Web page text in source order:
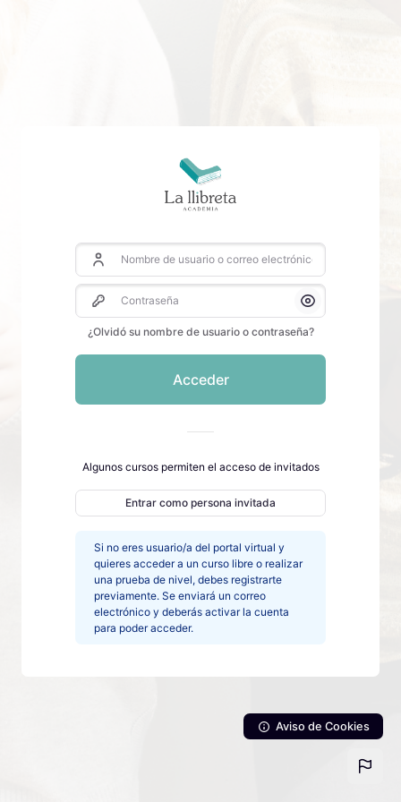
Nombre de usuario o correo electrónico
Contraseña
Mostrar/
¿Olvidó su nombre de usuario o contraseña?
Acceder
Algunos cursos permiten el acceso de invitados
Entrar como persona invitada
Si no eres usuario/a del portal virtual y
quieres acceder a un curso libre o realizar
una prueba de nivel, debes registrarte
previamente. Se enviará un correo
electrónico y deberás activar la cuenta
para poder acceder.
Aviso de Cookies